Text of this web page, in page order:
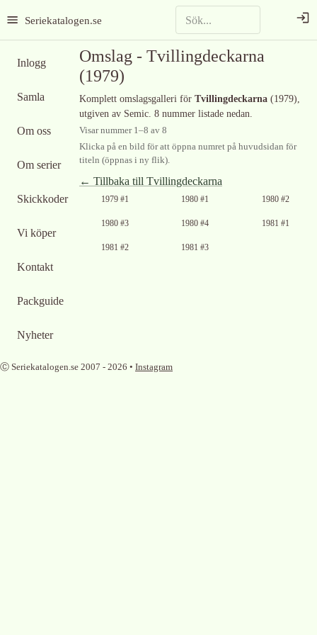
Seriekatalogen.se
Inlogg
Samla
Om oss
Om serier
Skickkoder
Vi köper
Kontakt
Packguide
Nyheter
Omslag - Tvillingdeckarna
(1979)
Komplett omslagsgalleri för Tvillingdeckarna (1979),
utgiven av Semic. 8 nummer listade nedan.
Visar nummer 1–8 av 8
Klicka på en bild för att öppna numret på huvudsidan för
titeln (öppnas i ny flik).
← Tillbaka till Tvillingdeckarna
Ingen bild
1979 #1 1980 #1
Ingen bild
1980 #2
Ingen bild
1980 #3 1980 #4
Ingen bild
1981 #1
Ingen bild
1981 #2
Ingen bild
1981 #3
Ⓒ Seriekatalogen.se 2007 - 2026 • Instagram